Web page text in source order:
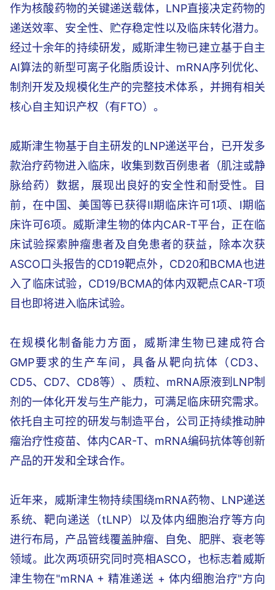
作为核酸药物的关键递送载体，LNP直接决定药物的
递送效率、安全性、贮存稳定性以及临床转化潜力。
经过十余年的持续研发，威斯津生物已建立基于自主
AI算法的新型可离子化脂质设计、mRNA序列优化、
制剂开发及规模化生产的完整技术体系，并拥有相关
核心自主知识产权（有FTO）。
威斯津生物基于自主研发的LNP递送平台，已开发多
款治疗药物进入临床，收集到数百例患者（肌注或静
脉给药）数据，展现出良好的安全性和耐受性。目
前，在中国、美国等已获得II期临床许可1项、I期临
床许可6项。威斯津生物的体内CAR-T平台，正在临
床试验探索肿瘤患者及自免患者的获益，除本次获
ASCO口头报告的CD19靶点外，CD20和BCMA也进
入了临床试验，CD19/BCMA的体内双靶点CAR-T项
目也即将进入临床试验。
在规模化制备能力方面，威斯津生物已建成符合
GMP要求的生产车间，具备从靶向抗体（CD3、
CD5、CD7、CD8等）、质粒、mRNA原液到LNP制
剂的一体化开发与生产能力，可满足临床研究需求。
依托自主可控的研发与制造平台，公司正持续推动肿
瘤治疗性疫苗、体内CAR-T、mRNA编码抗体等创新
产品的开发和全球合作。
近年来，威斯津生物持续围绕mRNA药物、LNP递送
系统、靶向递送（tLNP）以及体内细胞治疗等方向
进行布局，产品管线覆盖肿瘤、自免、肥胖、衰老等
领域。此次两项研究同时亮相ASCO，也标志着威斯
津生物在"mRNA + 精准递送 + 体内细胞治疗"方向